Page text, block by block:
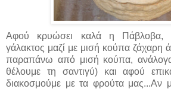
Αφού κρυώσει καλά η Πάβλοβα,
γάλακτος μαζί με μισή κούπα ζάχαρη
παραπάνω από μισή κούπα,
θέλουμε τη σαντιγύ) και αφού
διακοσμούμε με τα φρούτα μας...Αν